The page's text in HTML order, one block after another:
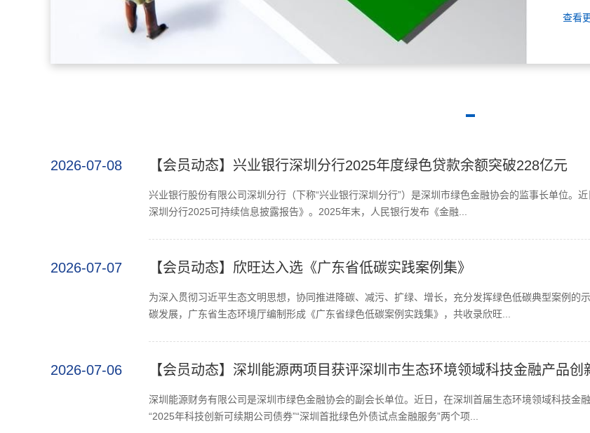
查看
2026-07-08 【会员动态】兴业银行深圳分行2025年度绿色贷款余额突破228亿元
兴业银行股份有限公司深圳分行（下称“兴业银行深圳分行”）是深圳市绿色金融协会的监事长单位。
深圳分行2025可持续信息披露报告》。2025年末，人民银行发布《金融...
2026-07-07 【会员动态】欣旺达入选《广东省低碳实践案例集》
为深入贯彻习近平生态文明思想，协同推进降碳、减污、扩绿、增长，充分发挥绿色低碳典型案例的
碳发展，广东省生态环境厅编制形成《广东省绿色低碳案例实践集》，共收录欣旺...
2026-07-06 【会员动态】深圳能源两项目获评深圳市生态环境领域科技金融产品创
深圳能源财务有限公司是深圳市绿色金融协会的副会长单位。近日，在深圳首届生态环境领域科技金
“2025年科技创新可续期公司债券”“深圳首批绿色外债试点金融服务”两个项...